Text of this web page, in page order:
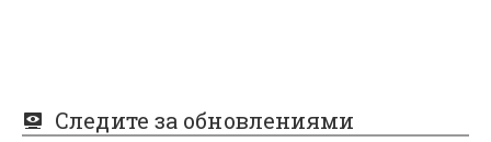
Следите за обновлениями